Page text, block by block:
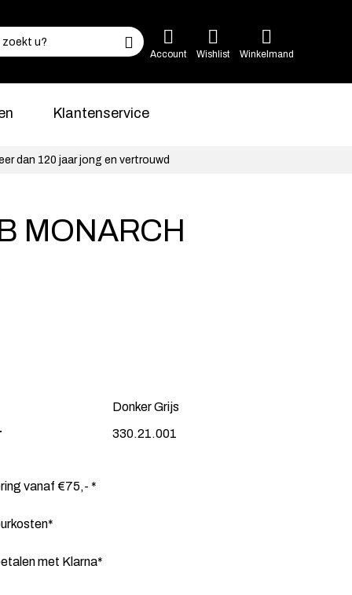
Account Wishlist Winkelmand
Klantenservice
dan 120 jaar jong en vertrouwd
MONARCH
Donker Grijs
330.21.001
vanaf €75,- *
met Klarna*